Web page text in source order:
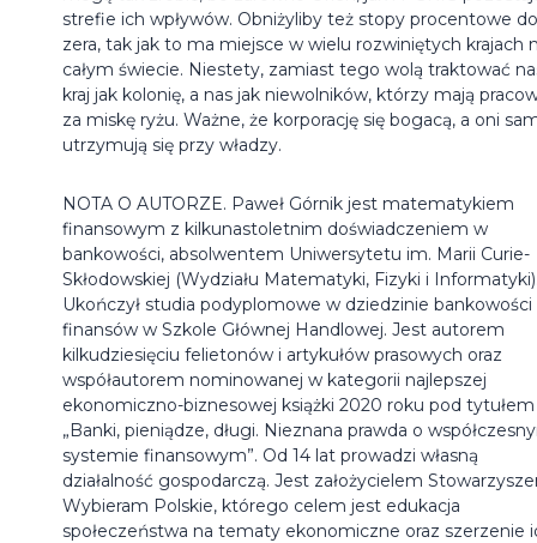
strefie ich wpływów. Obniżyliby też stopy procentowe do
zera, tak jak to ma miejsce w wielu rozwiniętych krajach
całym świecie. Niestety, zamiast tego wolą traktować
kraj jak kolonię, a nas jak niewolników, którzy mają
za miskę ryżu. Ważne, że korporację się bogacą, a oni
utrzymują się przy władzy.
NOTA O AUTORZE. Paweł Górnik jest matematykiem
finansowym z kilkunastoletnim doświadczeniem w
bankowości, absolwentem Uniwersytetu im. Marii Curie-
Skłodowskiej (Wydziału Matematyki, Fizyki i
Ukończył studia podyplomowe w dziedzinie bankowości
finansów w Szkole Głównej Handlowej. Jest autorem
kilkudziesięciu felietonów i artykułów prasowych oraz
współautorem nominowanej w kategorii najlepszej
ekonomiczno-biznesowej książki 2020 roku pod tytułem
„Banki, pieniądze, długi. Nieznana prawda o
systemie finansowym”. Od 14 lat prowadzi własną
działalność gospodarczą. Jest założycielem
Wybieram Polskie, którego celem jest edukacja
społeczeństwa na tematy ekonomiczne oraz szerzenie